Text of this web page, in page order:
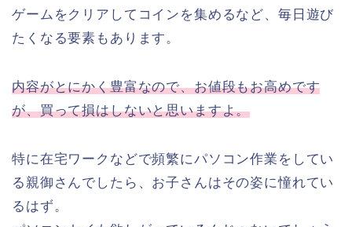
ゲームをクリアしてコインを集めるなど、毎日遊び
たくなる要素もあります。
内容がとにかく豊富なので、お値段もお高めです
が、買って損はしないと思いますよ。
特に在宅ワークなどで頻繁にパソコン作業をしてい
る親御さんでしたら、お子さんはその姿に憧れてい
るはず。